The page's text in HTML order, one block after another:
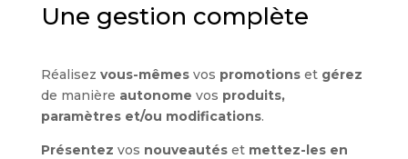
Une gestion complète
Réalisez vous-mêmesvos promotionset gérez
de manière autonome vos produits,
paramètres et/ou modifications.
Présentez vos nouveautésetmettez-les en